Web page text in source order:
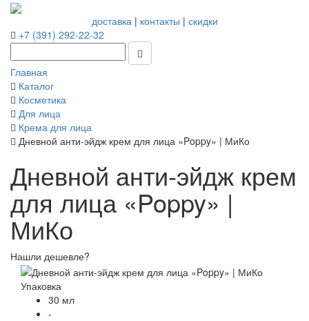
доставка| контакты | скидки
+7 (391) 292-22-32
Главная
Каталог
Косметика
Для лица
Крема для лица
Дневной анти-эйдж крем для лица «Poppy» | МиКо
Дневной анти-эйдж крем
для лица «Poppy» |
МиКо
Нашли дешевле?
Упаковка
30 мл
-